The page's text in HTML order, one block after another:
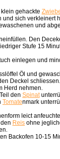
gehackte
und sich verkleinert
und
Den
Stufe 15
einlegen und
Öl und
Deckel
Herd nehmen.
den Spinat
Tomatenmark
leict
Reis ohne
Backofen 10-15